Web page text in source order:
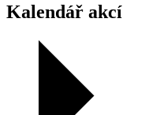
Kalendář akcí